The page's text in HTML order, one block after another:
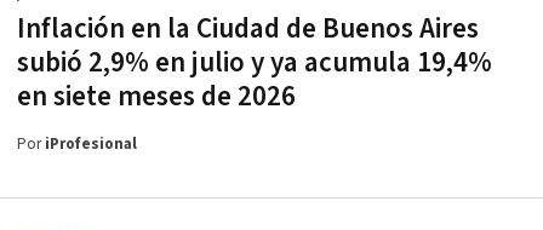
Inflación en la Ciudad de Buenos Aires
subió 2,9% en julio y ya acumula 19,4%
en siete meses de 2026
PoriProfesional